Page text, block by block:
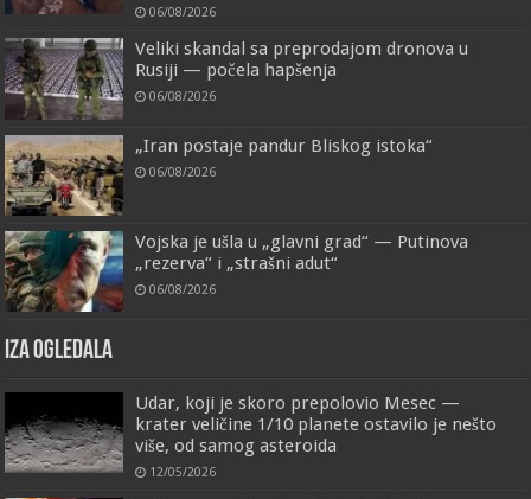
06/08/2026
Veliki skandal sa preprodajom dronova u
Rusiji — počela hapšenja
06/08/2026
„Iran postaje pandur Bliskog istoka“
06/08/2026
Vojska je ušla u „glavni grad“ — Putinova
„rezerva“ i „strašni adut“
06/08/2026
IZA OGLEDALA
Udar, koji je skoro prepolovio Mesec —
krater veličine 1/10 planete ostavilo je nešto
više, od samog asteroida
12/05/2026